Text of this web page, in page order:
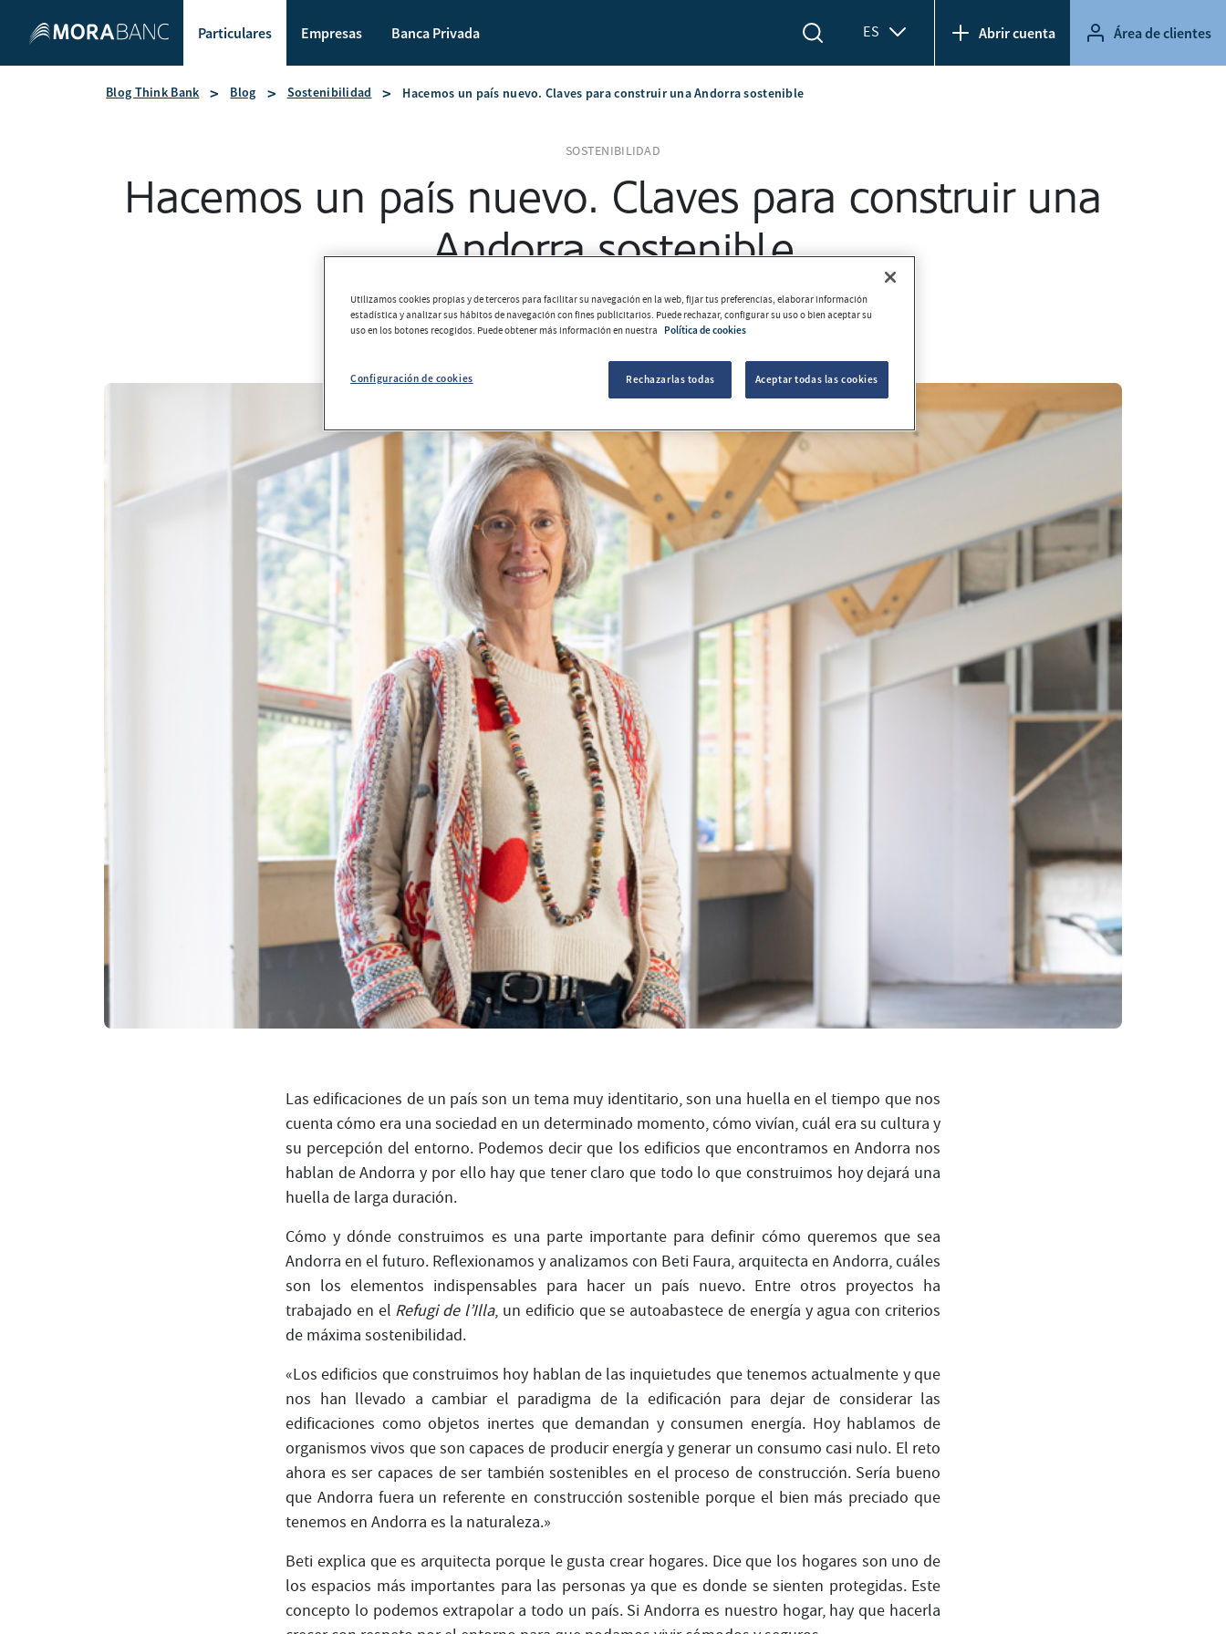
Particulares Empresas Banca Privada ES Abrir cuenta Área de clientes
Blog Think Bank Blog Sostenibilidad Hacemos un país nuevo. Claves para construir una Andorra sostenible
SOSTENIBILIDAD
Hacemos un país nuevo. Claves para construir una
Andorra sostenible
Equipo MoraBanc2021-06-30
Las edificaciones de un país son un tema muy identitario, son una huella en el tiempo que nos
cuenta cómo era una sociedad en un determinado momento, cómo vivían, cuál era su cultura y
su percepción del entorno. Podemos decir que los edificios que encontramos en Andorra nos
hablan de Andorra y por ello hay que tener claro que todo lo que construimos hoy dejará una
huella de larga duración.
Cómo y dónde construimos es una parte importante para definir cómo queremos que sea
Andorra en el futuro. Reflexionamos y analizamos con Beti Faura, arquitecta en Andorra, cuáles
son los elementos indispensables para hacer un país nuevo. Entre otros proyectos ha
trabajado en el Refugi de l’Illa, un edificio que se autoabastece de energía y agua con criterios
de máxima sostenibilidad.
«Los edificios que construimos hoy hablan de las inquietudes que tenemos actualmente y que
nos han llevado a cambiar el paradigma de la edificación para dejar de considerar las
edificaciones como objetos inertes que demandan y consumen energía. Hoy hablamos de
organismos vivos que son capaces de producir energía y generar un consumo casi nulo. El reto
ahora es ser capaces de ser también sostenibles en el proceso de construcción. Sería bueno
que Andorra fuera un referente en construcción sostenible porque el bien más preciado que
tenemos en Andorra es la naturaleza.»
Beti explica que es arquitecta porque le gusta crear hogares. Dice que los hogares son uno de
los espacios más importantes para las personas ya que es donde se sienten protegidas. Este
concepto lo podemos extrapolar a todo un país. Si Andorra es nuestro hogar, hay que hacerla
Utilizamos cookies propias y de terceros para facilitar su navegación en la web, fijar tus preferencias, elaborar información
estadística y analizar sus hábitos de navegación con fines publicitarios. Puede rechazar, configurar su uso o bien aceptar su
uso en los botones recogidos. Puede obtener más información en nuestra
Política de cookies
Configuración de cookies Rechazarlas todas Aceptar todas las cookies